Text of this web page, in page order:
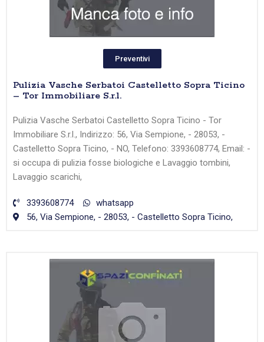
Preventivi
Pulizia Vasche Serbatoi Castelletto Sopra Ticino
– Tor Immobiliare S.r.l.
Pulizia Vasche Serbatoi Castelletto Sopra Ticino - Tor
Immobiliare S.r.l., Indirizzo: 56, Via Sempione, - 28053, -
Castelletto Sopra Ticino, - NO, Telefono: 3393608774, Email: -
si occupa di pulizia fosse biologiche e Lavaggio tombini,
Lavaggio scarichi,
3393608774
whatsapp
56, Via Sempione, - 28053, - Castelletto Sopra Ticino,